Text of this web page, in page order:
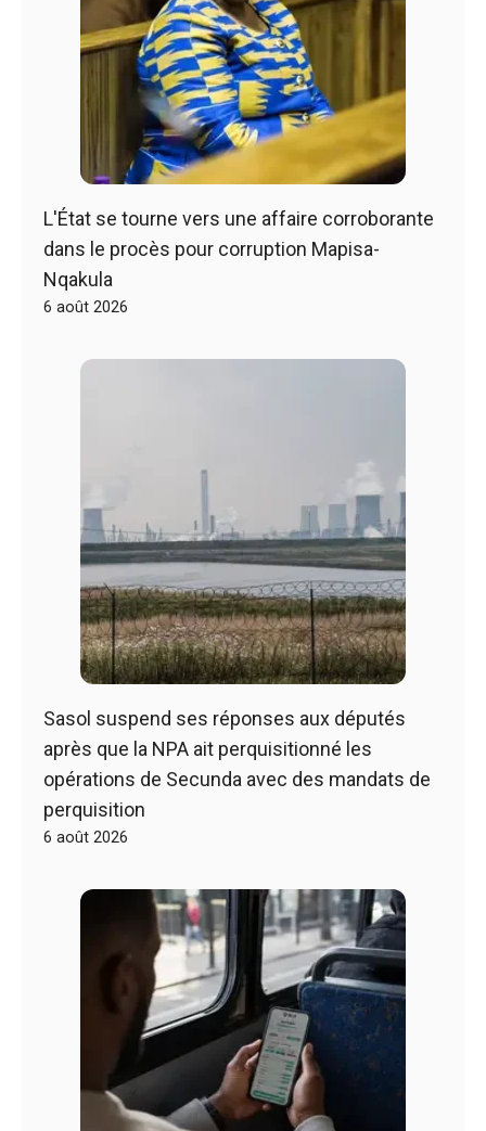
L'État se tourne vers une affaire corroborante
dans le procès pour corruption Mapisa-
Nqakula
6 août 2026
Sasol suspend ses réponses aux députés
après que la NPA ait perquisitionné les
opérations de Secunda avec des mandats de
perquisition
6 août 2026